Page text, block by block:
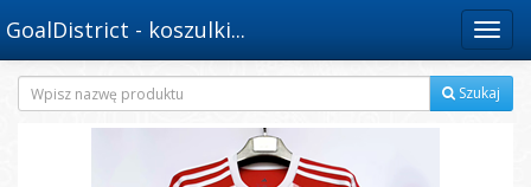
Menu
GoalDistrict - koszulki...
Szukaj